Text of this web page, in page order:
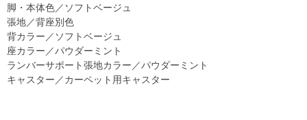
脚・本体色／ソフトベージュ
張地／背座別色
背カラー／ソフトベージュ
座カラー／パウダーミント
ランバーサポート張地カラー／パウダーミント
キャスター／カーペット用キャスター